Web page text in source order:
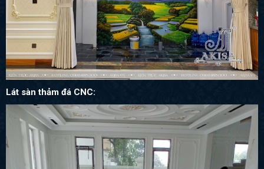
Lát sàn thảm đá CNC: